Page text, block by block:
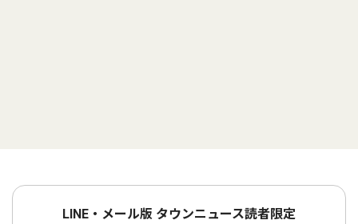
LINE・メール版 タウンニュース読者限定